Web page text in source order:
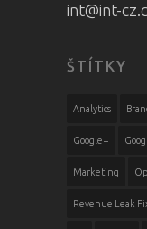
int@int-
ŠTÍTKY
Analytics
Google+
Marketing
Revenue Leak